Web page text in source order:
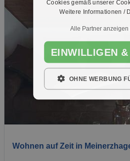
Wohnen auf Zeit in
Cookies gemäß unserer
Weitere Informationen /
Alle Partner anzeigen
EINWILLIGEN
OHNE WERBUNG